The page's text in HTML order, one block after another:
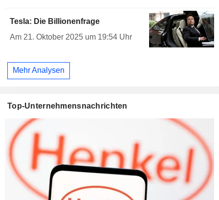
Tesla: Die Billionenfrage
Am 21. Oktober 2025 um 19:54 Uhr
Mehr Analysen
Top-Unternehmensnachrichten